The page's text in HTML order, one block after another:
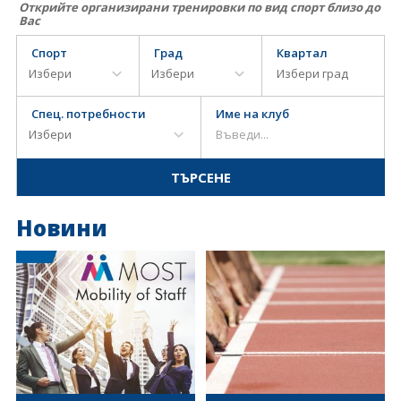
Открийте организирани тренировки по вид спорт близо до
Вас
Спорт
Град Квартал
Спец. потребности Име на клуб
Новини